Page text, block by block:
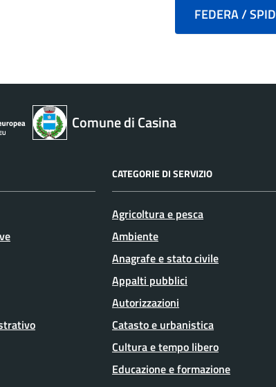
FEDERA / SPID
Comune di Casina
CATEGORIE DI SERVIZIO
Agricoltura e pesca
Ambiente
Anagrafe e stato civile
Appalti pubblici
Autorizzazioni
Catasto e urbanistica
Cultura e tempo libero
Educazione e formazione